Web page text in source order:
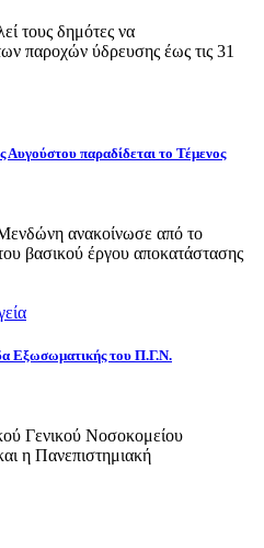
τους δημότες να
παροχών ύδρευσης έως τις 31
παραδίδεται το Τέμενος
ανακοίνωσε από το
βασικού έργου αποκατάστασης
Εξωσωματικής του Π.Γ.Ν.
Γενικού Νοσοκομείου
η Πανεπιστημιακή